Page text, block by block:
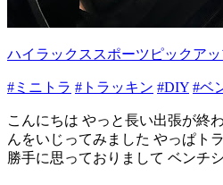
ハイラックススポーツピックア
#ミニトラ #トラッキン #DIY #ベ
こんにちは やっと長い出張が終
んをいじってみました やっぱト
勝手に思っておりまして ベンチ